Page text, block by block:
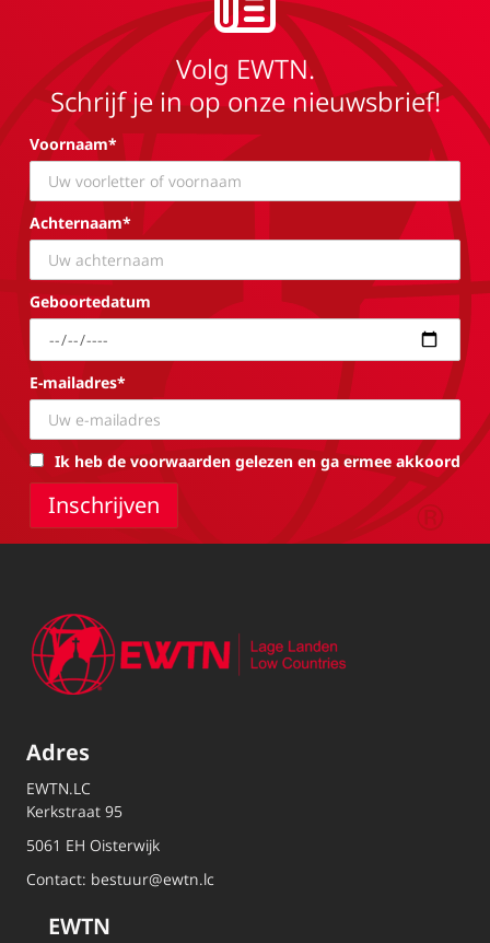
Volg EWTN.
Schrijf je in op onze nieuwsbrief!
Voornaam*
Achternaam*
Geboortedatum
E-mailadres*
Ik heb de voorwaarden gelezen en ga ermee akkoord
Adres
EWTN.LC
Kerkstraat 95
5061 EH Oisterwijk
Contact: bestuur@ewtn.lc
EWTN